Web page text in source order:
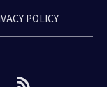
POLICY